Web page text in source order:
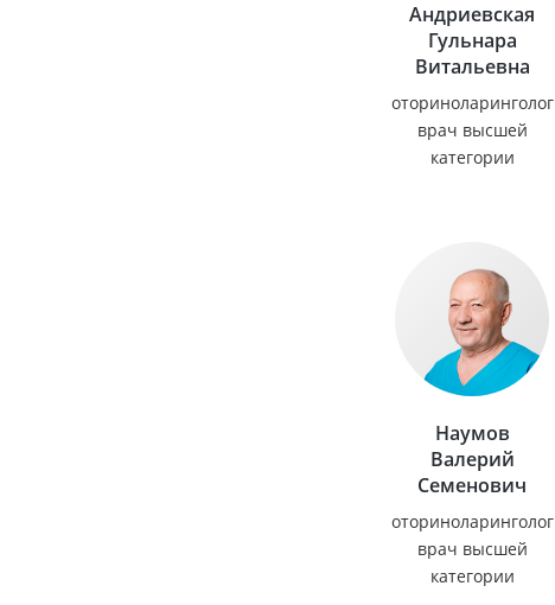
Андриевская
Гульнара
Витальевна
оториноларинголог
врач высшей
категории
Наумов
Валерий
Семенович
оториноларинголог
врач высшей
категории